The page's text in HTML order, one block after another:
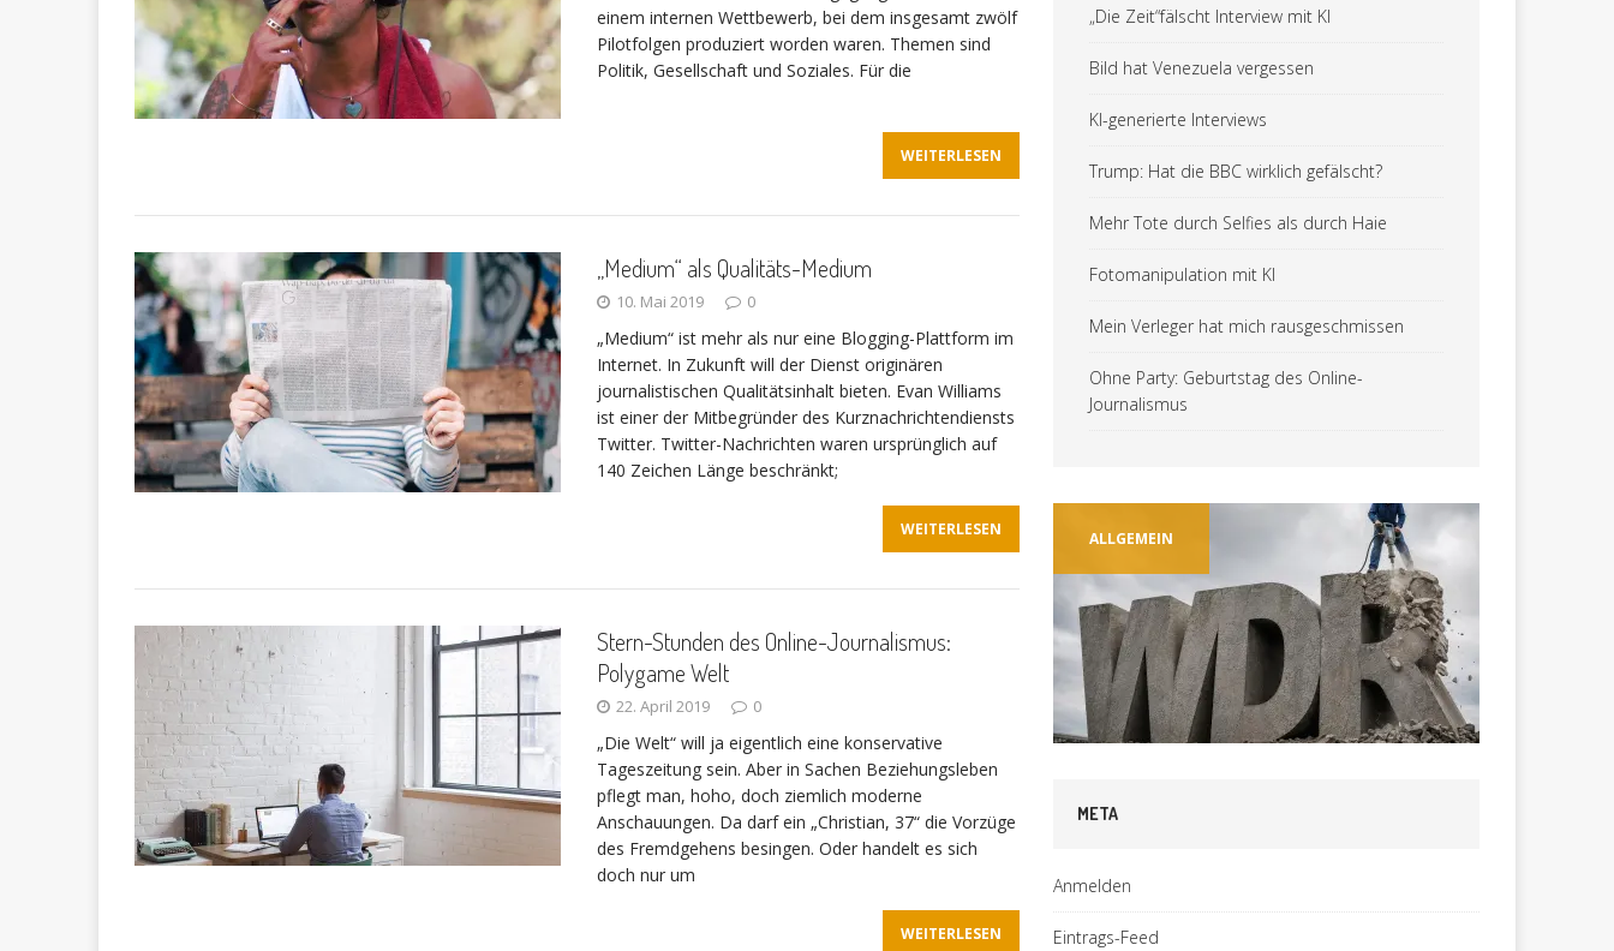
einem internen Wettbewerb, bei dem insgesamt zwölf
Pilotfolgen produziert worden waren. Themen sind
Politik, Gesellschaft und Soziales. Für die
WEITERLESEN
„Medium“ als Qualitäts-Medium
10. Mai 2019 0
„Medium“ ist mehr als nur eine Blogging-Plattform im
Internet. In Zukunft will der Dienst originären
journalistischen Qualitätsinhalt bieten. Evan Williams
ist einer der Mitbegründer des Kurznachrichtendiensts
Twitter. Twitter-Nachrichten waren ursprünglich auf
140 Zeichen Länge beschränkt;
WEITERLESEN
Stern-Stunden des Online-Journalismus:
Polygame Welt
22. April 2019 0
„Die Welt“ will ja eigentlich eine konservative
Tageszeitung sein. Aber in Sachen Beziehungsleben
pflegt man, hoho, doch ziemlich moderne
Anschauungen. Da darf ein „Christian, 37“ die Vorzüge
des Fremdgehens besingen. Oder handelt es sich
doch nur um
WEITERLESEN
„Die Zeit“fälscht Interview mit KI
Bild hat Venezuela vergessen
KI-generierte Interviews
Trump: Hat die BBC wirklich gefälscht?
Mehr Tote durch Selfies als durch Haie
Fotomanipulation mit KI
Mein Verleger hat mich rausgeschmissen
Ohne Party: Geburtstag des Online-
Journalismus
ALLGEMEIN
META
Anmelden
Eintrags-Feed